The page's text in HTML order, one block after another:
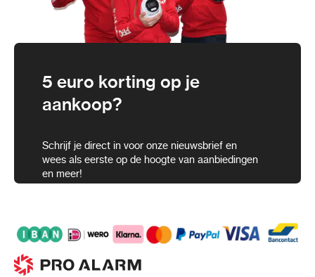
5 euro korting op je
aankoop?
Schrijf je direct in voor onze nieuwsbrief en
wees als eerste op de hoogte van aanbiedingen
en meer!